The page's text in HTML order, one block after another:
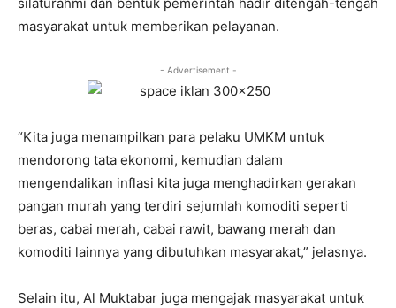
masyarakat untuk memberikan pelayanan.
- Advertisement -
“Kita juga menampilkan para pelaku UMKM untuk
mendorong tata ekonomi, kemudian dalam
mengendalikan inflasi kita juga menghadirkan gerakan
pangan murah yang terdiri sejumlah komoditi seperti
beras, cabai merah, cabai rawit, bawang merah dan
komoditi lainnya yang dibutuhkan masyarakat,” jelasnya.
Selain itu, Al Muktabar juga mengajak masyarakat untuk